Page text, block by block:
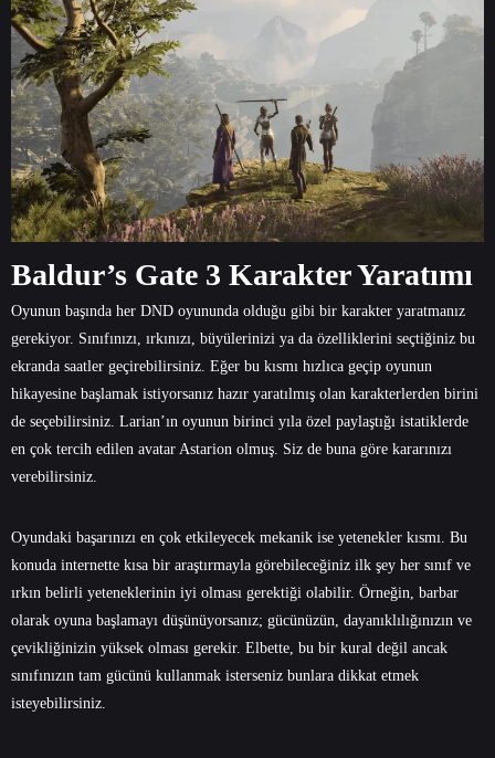
Baldur’s Gate 3 Karakter Yaratımı
Oyunun başında her DND oyununda olduğu gibi bir karakter yaratmanız
gerekiyor. Sınıfınızı, ırkınızı, büyülerinizi ya da özelliklerini seçtiğiniz bu
ekranda saatler geçirebilirsiniz. Eğer bu kısmı hızlıca geçip oyunun
hikayesine başlamak istiyorsanız hazır yaratılmış olan karakterlerden birini
de seçebilirsiniz. Larian’ın oyunun birinci yıla özel paylaştığı istatiklerde
en çok tercih edilen avatar Astarion olmuş. Siz de buna göre kararınızı
verebilirsiniz.
Oyundaki başarınızı en çok etkileyecek mekanik ise yetenekler kısmı. Bu
konuda internette kısa bir araştırmayla görebileceğiniz ilk şey her sınıf ve
ırkın belirli yeteneklerinin iyi olması gerektiği olabilir. Örneğin, barbar
olarak oyuna başlamayı düşünüyorsanız; gücünüzün, dayanıklılığınızın ve
çevikliğinizin yüksek olması gerekir. Elbette, bu bir kural değil ancak
sınıfınızın tam gücünü kullanmak isterseniz bunlara dikkat etmek
isteyebilirsiniz.